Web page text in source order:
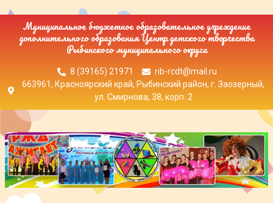
Муниципальное бюджетное образовательное учреждение
дополнительного образования Центр детского творчества
Рыбинского муниципального округа
8 (39165) 21971
rib-rcdt@mail.ru
663961, Красноярский край, Рыбинский район, г. Заозерный,
ул. Смирнова, 38, корп. 2